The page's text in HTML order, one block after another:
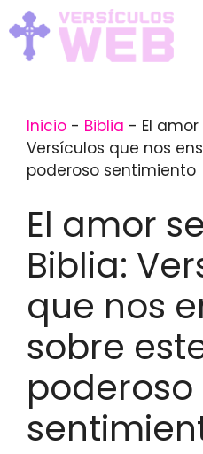
Skip
to
content
Inicio - Biblia - El
Versículos que nos
poderoso sentimiento
El amor
Biblia:
que nos
sobre
poderoso